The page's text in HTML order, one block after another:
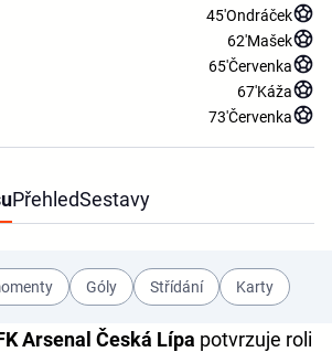
45'Ondráček
62'Mašek
65'Červenka
67'Káža
73'Červenka
PřehledSestavy
Góly Střídání Karty
Arsenal Česká Lípa potvrzuje roli